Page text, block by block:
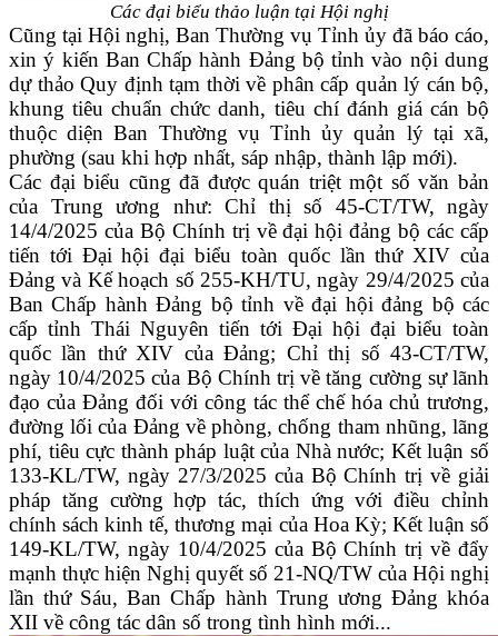
Các đại biểu thảo luận tại Hội nghị
Cũng tại Hội nghị, Ban Thường vụ Tỉnh ủy đã báo cáo,
xin ý kiến Ban Chấp hành Đảng bộ tỉnh vào nội dung
dự thảo Quy định tạm thời về phân cấp quản lý cán bộ,
khung tiêu chuẩn chức danh, tiêu chí đánh giá cán bộ
thuộc diện Ban Thường vụ Tỉnh ủy quản lý tại xã,
phường (sau khi hợp nhất, sáp nhập, thành lập mới).
Các đại biểu cũng đã được quán triệt một số văn bản
của Trung ương như: Chỉ thị số 45-CT/TW, ngày
14/4/2025 của Bộ Chính trị về đại hội đảng bộ các cấp
tiến tới Đại hội đại biểu toàn quốc lần thứ XIV của
Đảng và Kế hoạch số 255-KH/TU, ngày 29/4/2025 của
Ban Chấp hành Đảng bộ tỉnh về đại hội đảng bộ các
cấp tỉnh Thái Nguyên tiến tới Đại hội đại biểu toàn
quốc lần thứ XIV của Đảng; Chỉ thị số 43-CT/TW,
ngày 10/4/2025 của Bộ Chính trị về tăng cường sự lãnh
đạo của Đảng đối với công tác thể chế hóa chủ trương,
đường lối của Đảng về phòng, chống tham nhũng, lãng
phí, tiêu cực thành pháp luật của Nhà nước; Kết luận số
133-KL/TW, ngày 27/3/2025 của Bộ Chính trị về giải
pháp tăng cường hợp tác, thích ứng với điều chỉnh
chính sách kinh tế, thương mại của Hoa Kỳ; Kết luận số
149-KL/TW, ngày 10/4/2025 của Bộ Chính trị về đẩy
mạnh thực hiện Nghị quyết số 21-NQ/TW của Hội nghị
lần thứ Sáu, Ban Chấp hành Trung ương Đảng khóa
XII về công tác dân số trong tình hình mới...